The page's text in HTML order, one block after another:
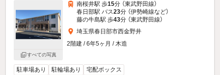
すべての写真
南桜井駅 歩15分 （東武野田線）
春日部駅 バス23分 （伊勢崎線など）
藤の牛島駅 歩43分 （東武野田線）
埼玉県春日部市西金野井
2階建 / 6年5ヶ月 / 木造
駐車場あり 駐輪場あり 宅配ボックス